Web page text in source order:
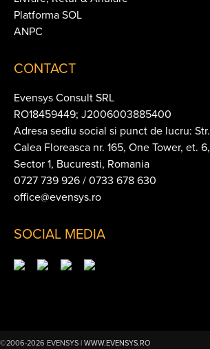
Platforma SOL
ANPC
CONTACT
Evensys Consult SRL
RO18459449; J2006003885400
Adresa sediu social si punct de lucru: Str.
Calea Floreasca nr. 165, One Tower, et. 6,
Sector 1, Bucuresti, Romania
0727 739 926 / 0733 678 630
office@evensys.ro
SOCIAL MEDIA
©2006-2026 EVENSYS |WWW.EVENSYS.RO